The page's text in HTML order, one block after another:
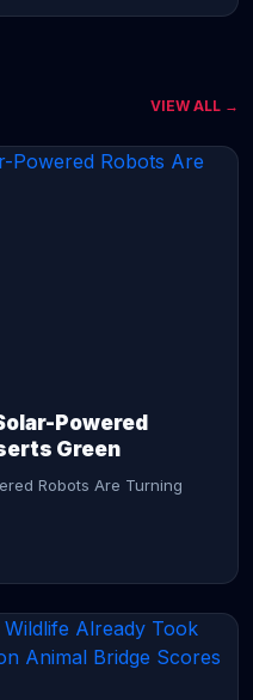
VIEW ALL →
Powered
Green
Robots Are Turning